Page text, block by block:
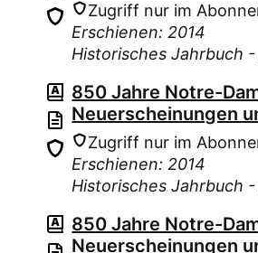
Zugriff nur im
Erschienen: 2014
Historisches Jahrbuch -
850 Jahre Notre-
Neuerscheinungen
Zugriff nur im
Erschienen: 2014
Historisches Jahrbuch -
850 Jahre Notre-
Neuerscheinungen